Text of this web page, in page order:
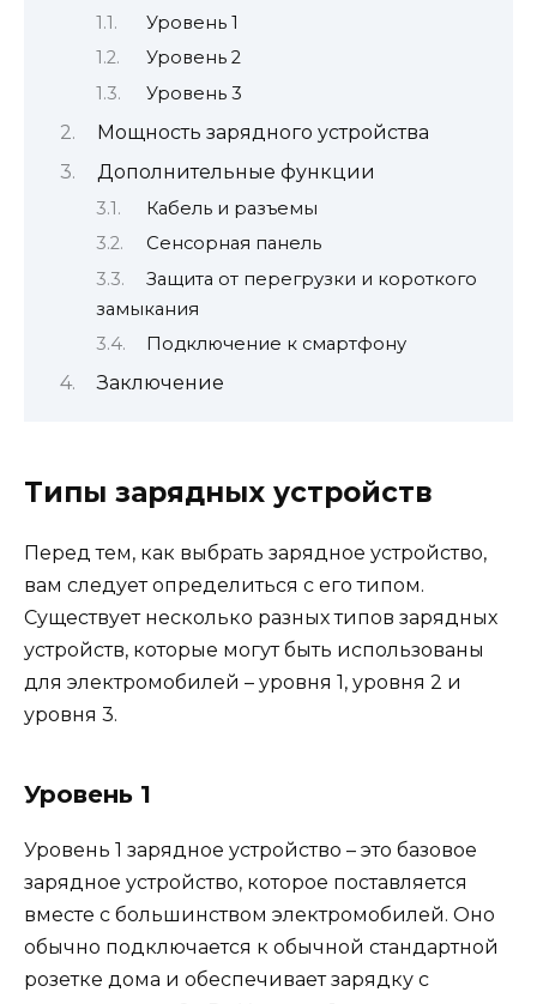
Уровень 1
Уровень 2
Уровень 3
Мощность зарядного устройства
Дополнительные функции
Кабель и разъемы
Сенсорная панель
Защита от перегрузки и короткого
замыкания
Подключение к смартфону
Заключение
Типы зарядных устройств
Перед тем, как выбрать зарядное устройство,
вам следует определиться с его типом.
Существует несколько разных типов зарядных
устройств, которые могут быть использованы
для электромобилей – уровня 1, уровня 2 и
уровня 3.
Уровень 1
Уровень 1 зарядное устройство – это базовое
зарядное устройство, которое поставляется
вместе с большинством электромобилей. Оно
обычно подключается к обычной стандартной
розетке дома и обеспечивает зарядку с